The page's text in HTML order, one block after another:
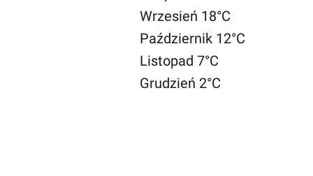
Wrzesień 18°C
Październik 12°C
Listopad 7°C
Grudzień 2°C